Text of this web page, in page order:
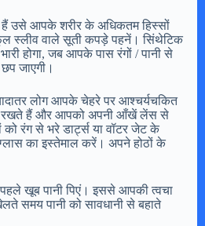
हैं उसे आपके शरीर के अधिकतम हिस्सों
स्लीव वाले सूती कपड़े पहनें। सिंथेटिक
होगा, जब आपके पास रंगों / पानी से
जाएगी।
लोग आपके चेहरे पर आश्चर्यचकित
रखते हैं और आपको अपनी आँखें लेंस से
रंग से भरे डार्ट्स या वॉटर जेट के
का इस्तेमाल करें। अपने होठों के
खूब पानी पिएं। इससे आपकी त्वचा
समय पानी को सावधानी से बहाते